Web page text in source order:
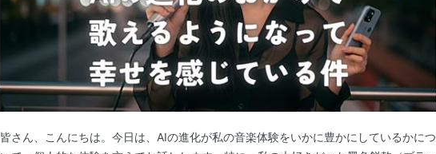
皆さん、こんにちは。今日は、AIの進化が私の音楽体験をいかに豊かにしているかにつ